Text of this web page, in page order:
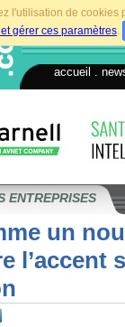
l'utilisation de
gérer ces paramètres.
accueil
ENTREPRISES
un
l’accent